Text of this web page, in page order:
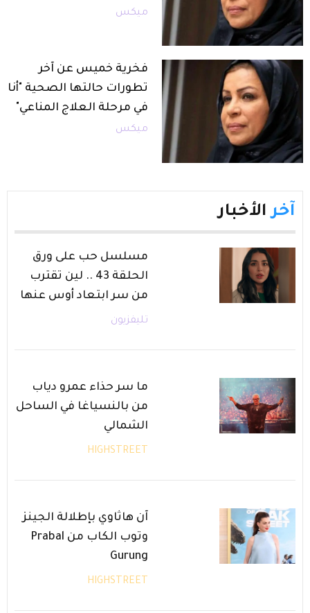
ميكس
فخرية خميس عن آخر
تطورات حالتها الصحية "أنا
في مرحلة العلاج المناعي"
ميكس
آخر الأخبار
مسلسل حب على ورق
الحلقة 43 .. لين تقترب
من سر ابتعاد أوس عنها
تليفزيون
ما سر حذاء عمرو دياب
من بالنسياغا في الساحل
الشمالي
HIGHSTREET
آن هاثاوي بإطلالة الجينز
وتوب الكاب من Prabal
Gurung
HIGHSTREET